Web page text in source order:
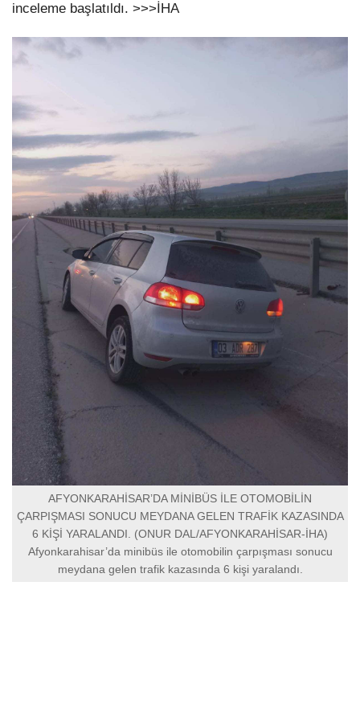
inceleme başlatıldı. >>>İHA
AFYONKARAHİSAR’DA MİNİBÜS İLE OTOMOBİLİN
ÇARPIŞMASI SONUCU MEYDANA GELEN TRAFİK KAZASINDA
6 KİŞİ YARALANDI. (ONUR DAL/AFYONKARAHİSAR-İHA)
Afyonkarahisar’da minibüs ile otomobilin çarpışması sonucu
meydana gelen trafik kazasında 6 kişi yaralandı.